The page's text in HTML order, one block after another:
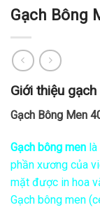
Gạch Bông
Giới thiệu
Gạch Bông Men
Gạch bông men
phần xương của
mặt được in hoa
Gạch bông men